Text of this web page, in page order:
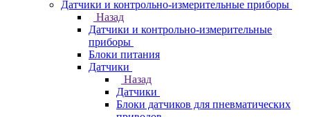
Датчики и контрольно-измерительные приборы
Назад
Датчики и контрольно-измерительные
приборы
Блоки питания
Датчики
Назад
Датчики
Блоки датчиков для пневматических